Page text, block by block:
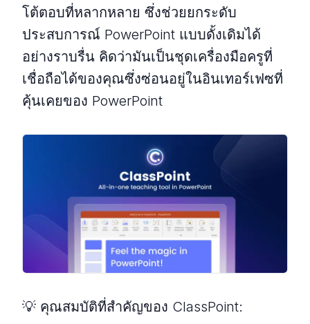
โต้ตอบที่หลากหลาย ซึ่งช่วยยกระดับ
ประสบการณ์ PowerPoint แบบดั้งเดิมได้
อย่างราบรื่น คิดว่ามันเป็นชุดเครื่องมือครูที่
เชื่อถือได้ของคุณซึ่งซ่อนอยู่ในอินเทอร์เฟซที่
คุ้นเคยของ PowerPoint
💡 คุณสมบัติที่สําคัญของ ClassPoint: